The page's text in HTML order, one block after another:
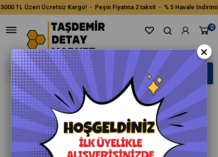
3000 TL Üzeri Ücretsiz Kargo! - Peşin Fiyatına 2 taksit - % 5 Havale İndirimi
0
×